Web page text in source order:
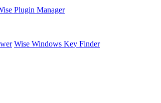
Plugin Manager
Wise Windows Key Finder